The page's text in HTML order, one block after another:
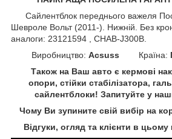
Сайлентблок переднього важеля
Шевроле Вольт (2011-). Нижній. Без
аналоги: 23121594 , CHAB-J300B.
Виробництво: Acsuss Країна:
Також на Ваш авто є кермові
опори, стійки стабілізатора,
сайлентблоки! Запитуйте у
Чому Ви зупините свій вибір на
Відгуки, огляд та клієнти в